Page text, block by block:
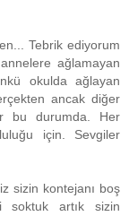
Tebrik ediyorum
ağlamayan
okulda ağlayan
ancak diğer
bu durumda. Her
için. Sevgiler
sizin kontejanı boş
soktuk artık sizin